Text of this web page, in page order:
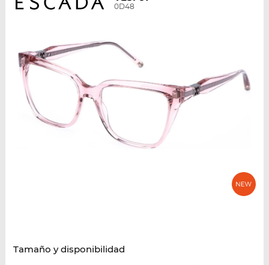
0D48
Tamaño y disponibilidad